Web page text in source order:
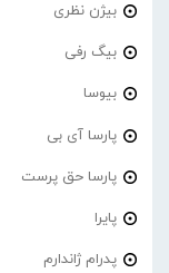
بیژن نظری
بیگ رفی
بیوسا
پارسا آی بی
پارسا حق پرست
پایرا
پدرام ژاندارم